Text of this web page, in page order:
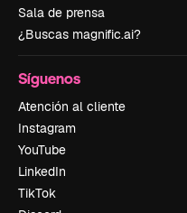
Sala de prensa
¿Buscas magnific.ai?
Síguenos
Atención al cliente
Instagram
YouTube
LinkedIn
TikTok